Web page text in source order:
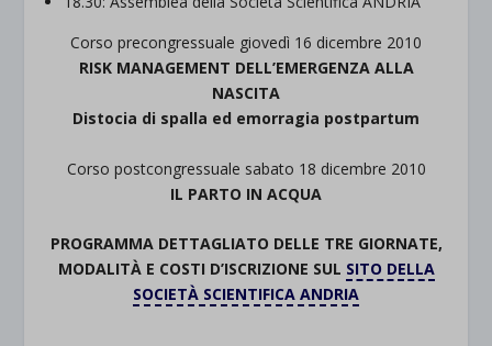
Corso precongressuale giovedì 16 dicembre 2010
RISK MANAGEMENT DELL’EMERGENZA ALLA
NASCITA
Distocia di spalla ed emorragia postpartum
Corso postcongressuale sabato 18 dicembre 2010
IL PARTO IN ACQUA
PROGRAMMA DETTAGLIATO DELLE TRE GIORNATE,
MODALITÀ E COSTI D’ISCRIZIONE SUL SITO DELLA
SOCIETÀ SCIENTIFICA ANDRIA